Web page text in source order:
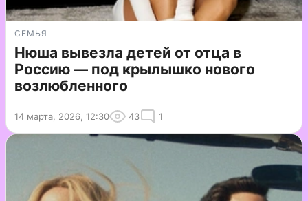
СЕМЬЯ
Нюша вывезла детей от отца в
Россию — под крылышко нового
возлюбленного
14 марта, 2026, 12:30 43 1